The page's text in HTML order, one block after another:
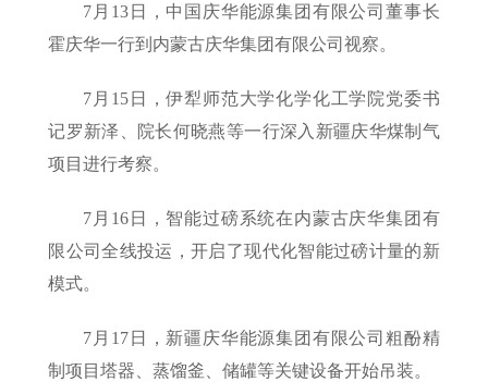
7月13日，中国庆华能源集团有限公司董事长
霍庆华一行到内蒙古庆华集团有限公司视察。
7月15日，伊犁师范大学化学化工学院党委书
记罗新泽、院长何晓燕等一行深入新疆庆华煤制气
项目进行考察。
7月16日，智能过磅系统在内蒙古庆华集团有
限公司全线投运，开启了现代化智能过磅计量的新
模式。
7月17日，新疆庆华能源集团有限公司粗酚精
制项目塔器、蒸馏釜、储罐等关键设备开始吊装。